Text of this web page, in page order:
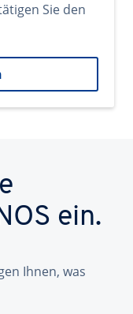
Sie den
ein.
Ihnen, was